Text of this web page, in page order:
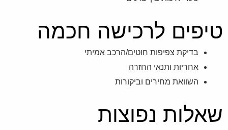
טיפים לרכישה חכמה
בדיקת צפיפות חוטים/הרכב אמיתי
אחריות ותנאי החזרה
השוואת מחירים וביקורות
שאלות נפוצות